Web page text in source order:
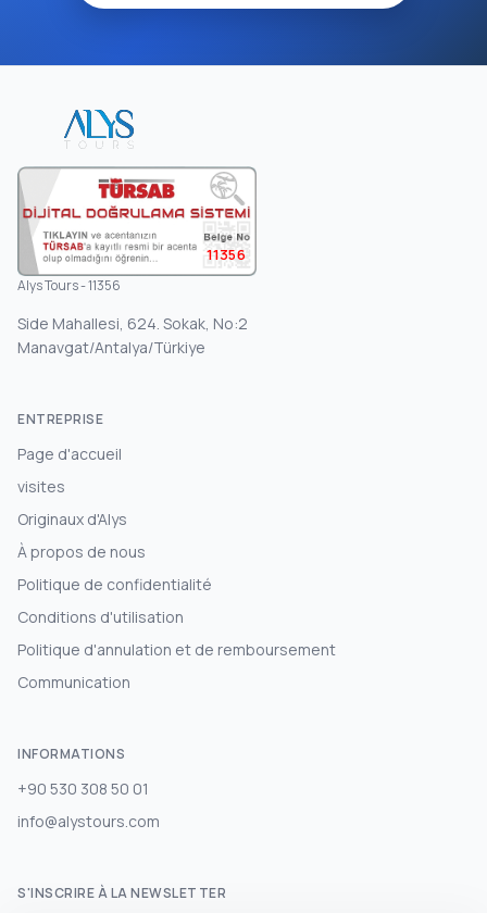
11356
Alys Tours - 11356
Side Mahallesi, 624. Sokak, No:2
Manavgat/Antalya/Türkiye
ENTREPRISE
Page d'accueil
visites
Originaux d'Alys
À propos de nous
Politique de confidentialité
Conditions d'utilisation
Politique d'annulation et de remboursement
Communication
INFORMATIONS
+90 530 308 50 01
info@alystours.com
S'INSCRIRE À LA NEWSLETTER